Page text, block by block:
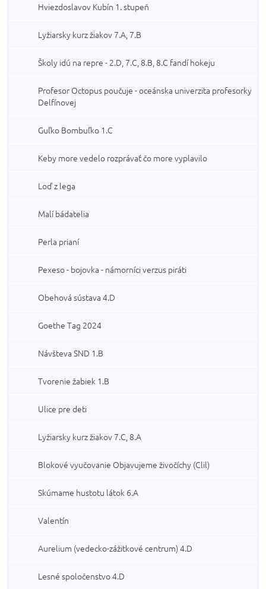
Hviezdoslavov Kubín 1. stupeň
Lyžiarsky kurz žiakov 7.A, 7.B
Školy idú na repre - 2.D, 7.C, 8.B, 8.C fandí hokeju
Profesor Octopus poučuje - oceánska univerzita profesorky
Delfínovej
Guľko Bombuľko 1.C
Keby more vedelo rozprávať čo more vyplavilo
Loď z lega
Malí bádatelia
Perla prianí
Pexeso - bojovka - námorníci verzus piráti
Obehová sústava 4.D
Goethe Tag 2024
Návšteva SND 1.B
Tvorenie žabiek 1.B
Ulice pre deti
Lyžiarsky kurz žiakov 7.C, 8.A
Blokové vyučovanie Objavujeme živočíchy (Clil)
Skúmame hustotu látok 6.A
Valentín
Aurelium (vedecko-zážitkové centrum) 4.D
Lesné spoločenstvo 4.D